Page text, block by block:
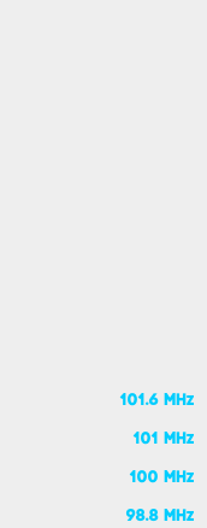
101.6 MHz
101 MHz
100 MHz
98.8 MHz